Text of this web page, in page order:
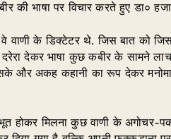
की भाषा पर विचार करते हुए डा०
वे वाणी के डिक्टेटर थे. जिस बात को
देकर भाषा कुछ कबीर के सामने
और अकह कहानी का रूप देकर
होकर मिलना कुछ वाणी के अगोचर-